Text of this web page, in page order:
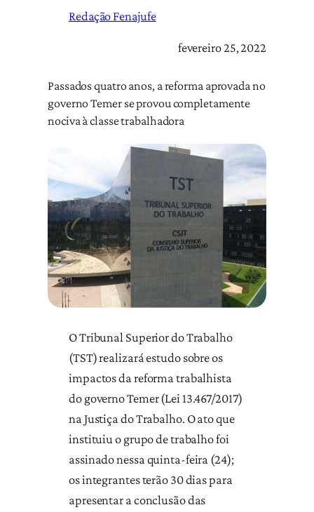
Redação Fenajufe
fevereiro 25, 2022
Passados quatro anos, a reforma aprovada no
governo Temer se provou completamente
nociva à classe trabalhadora
O Tribunal Superior do Trabalho
(TST) realizará estudo sobre os
impactos da reforma trabalhista
do governo Temer (Lei 13.467/2017)
na Justiça do Trabalho. O ato que
instituiu o grupo de trabalho foi
assinado nessa quinta-feira (24);
os integrantes terão 30 dias para
apresentar a conclusão das